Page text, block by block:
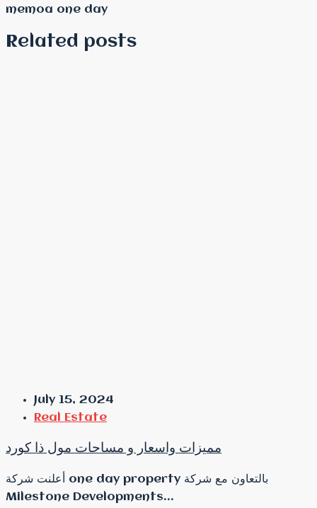
memoa one day
Related posts
July 15, 2024
Real Estate
مميزات واسعار و مساحات مول ذا كورد
أعلنت شركة one day property بالتعاون مع شركة
Milestone Developments...